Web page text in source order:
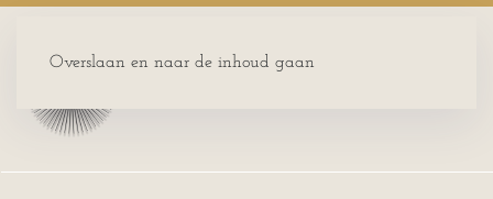
Overslaan en naar de inhoud gaan